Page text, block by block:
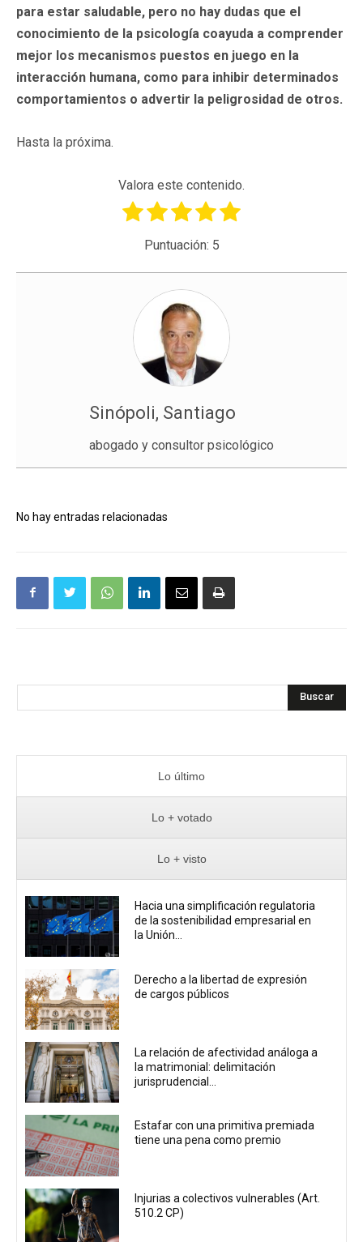
para estar saludable, pero no hay dudas que el
conocimiento de la psicología coayuda a comprender
mejor los mecanismos puestos en juego en la
interacción humana, como para inhibir determinados
comportamientos o advertir la peligrosidad de otros.
Hasta la próxima.
Valora este contenido.
Puntuación: 5
Sinópoli, Santiago
abogado y consultor psicológico
No hay entradas relacionadas
Buscar
Lo último
Lo + votado
Lo + visto
Hacia una simplificación regulatoria
de la sostenibilidad empresarial en
la Unión...
Derecho a la libertad de expresión
de cargos públicos
La relación de afectividad análoga a
la matrimonial: delimitación
jurisprudencial...
Estafar con una primitiva premiada
tiene una pena como premio
Injurias a colectivos vulnerables (Art.
510.2 CP)